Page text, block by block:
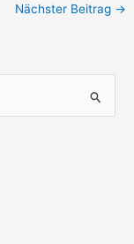
Nächster Beitrag →